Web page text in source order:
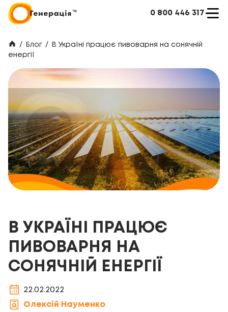
0 800 446 317
/ Блог /
В Україні працює пивоварня на сонячній
енергії
В УКРАЇНІ ПРАЦЮЄ
ПИВОВАРНЯ НА
СОНЯЧНІЙ ЕНЕРГІЇ
22.02.2022
Олексій Науменко